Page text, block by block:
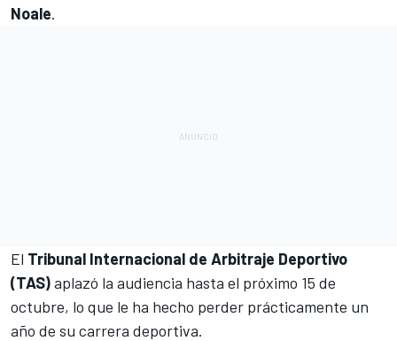
Noale.
El Tribunal Internacional de Arbitraje Deportivo
(TAS)aplazó la audiencia hasta el próximo 15 de
octubre, lo que le ha hecho perder prácticamente un
año de su carrera deportiva.